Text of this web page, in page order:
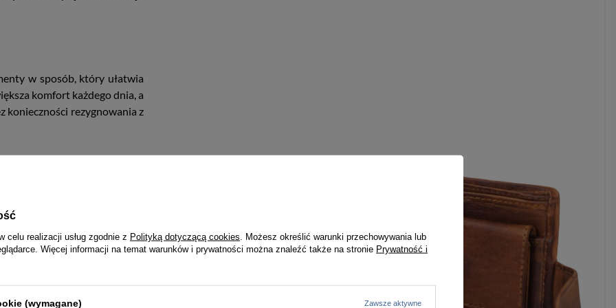
w sposób, który ułatwia
komfort każdego dnia, a
konieczności rezygnowania z
całości wyrafinowanego
dojazdów do pracy i
stylistyką.
korzystanie z portfela.
wnętrza pozwala zachować
celu realizacji usług zgodnie z Polityką dotyczącą cookies . Możesz określić warunki przechowywania lub
Więcej informacji na temat warunków i prywatności można znaleźć także na stronie Prywatność i
(wymagane) Zawsze aktywne